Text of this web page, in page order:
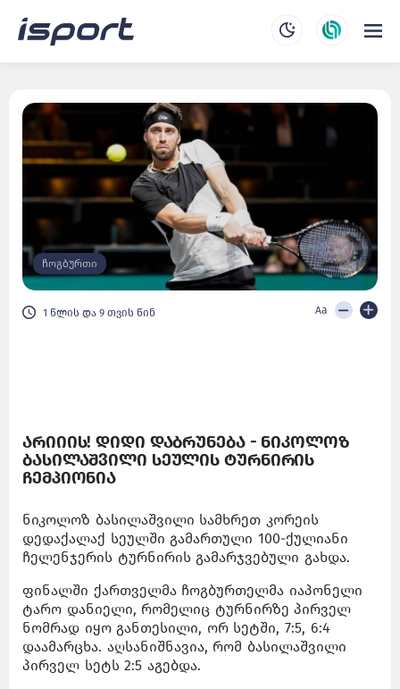
ჩოგბურთი
1 წლის და 9 თვის წინ Aa
არიიის! დიდი დაბრუნება - ნიკოლოზ
ბასილაშვილი სეულის ტურნირის
ჩემპიონია
ნიკოლოზ ბასილაშვილი სამხრეთ კორეის
დედაქალაქ სეულში გამართული 100-ქულიანი
ჩელენჯერის ტურნირის გამარჯვებული გახდა.
ფინალში ქართველმა ჩოგბურთელმა იაპონელი
ტარო დანიელი, რომელიც ტურნირზე პირველ
ნომრად იყო განთესილი, ორ სეტში, 7:5, 6:4
დაამარცხა. აღსანიშნავია, რომ ბასილაშვილი
პირველ სეტს 2:5 აგებდა.